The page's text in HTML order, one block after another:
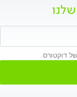
של דוקטורס